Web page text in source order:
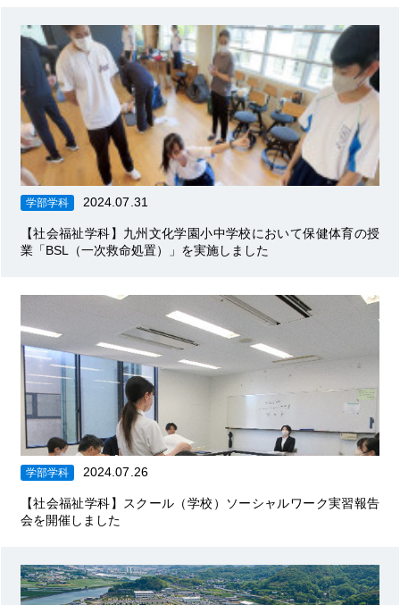
学部学科 2024.07.31
【社会福祉学科】九州文化学園小中学校において保健体育の授
業「BSL（一次救命処置）」を実施しました
学部学科 2024.07.26
【社会福祉学科】スクール（学校）ソーシャルワーク実習報告
会を開催しました